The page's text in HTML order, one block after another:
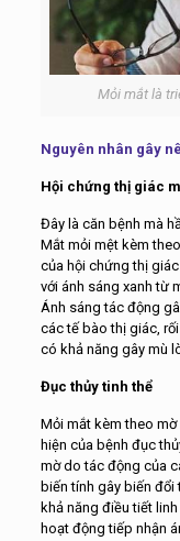
Mỏi mắt là
Nguyên nhân gây
Hội chứng thị giác
Đây là căn bệnh mà
Mắt mỏi mệt kèm
của hội chứng thị
với ánh sáng xanh từ
Ánh sáng tác động
các tế bào thị giác,
có khả năng gây mù
Đục thủy tinh thể
Mỏi mắt kèm theo
hiện của bệnh đục
mờ do tác động của
biến tính gây biến
khả năng điều tiết
hoạt động tiếp nhận